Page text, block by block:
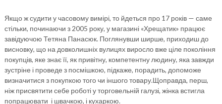
Якщо ж судити у часовому вимірі, то йдеться про 17 років — саме
стільки, починаючи з 2005 року, у магазині «Хрещатик» працює
завідуючою Тетяна Панасюк. Поглянувши ширше, приходиш до
висновку, що на довколишніх вулицях виросло вже ціле покоління
покупців, яке знає її, як привітну, компетентну людину, яка завжди
зустріне і проведе з посмішкою, підкаже, порадить, допоможе
визначитися з покупкою того чи іншого товару.Щоправда, перш,
ніж присвятити себе роботі у торговельній галузі, жінка встигла
попрацювати і швачкою, і кухаркою.